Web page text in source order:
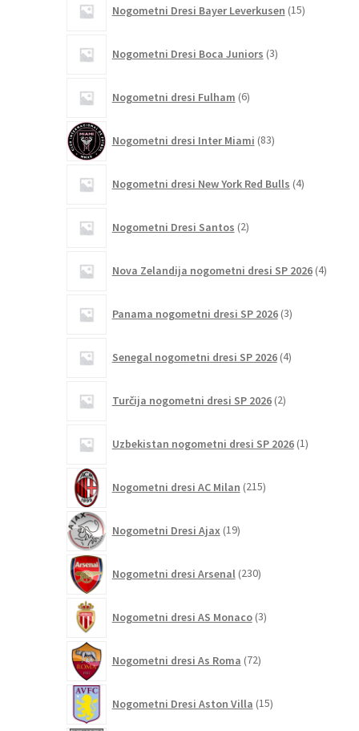
Nogometni Dresi Bayer Leverkusen 15izdelkov
Nogometni Dresi Boca Juniors 3izdelki
Nogometni dresi Fulham 6izdelkov
Nogometni dresi Inter Miami 83izdelkov
Nogometni dresi New York Red Bulls 4izdelki
Nogometni Dresi Santos 2izdelka
Nova Zelandija nogometni dresi SP 2026 4izdelki
Panama nogometni dresi SP 2026 3izdelki
Senegal nogometni dresi SP 2026 4izdelki
Turčija nogometni dresi SP 2026 2izdelka
Uzbekistan nogometni dresi SP 2026 1izdelek
Nogometni dresi AC Milan 215izdelkov
Nogometni Dresi Ajax 19izdelkov
Nogometni dresi Arsenal 230izdelkov
Nogometni dresi AS Monaco 3izdelki
Nogometni dresi As Roma 72izdelkov
Nogometni Dresi Aston Villa 15izdelkov